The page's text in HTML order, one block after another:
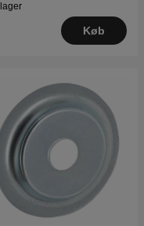
I lager
Køb